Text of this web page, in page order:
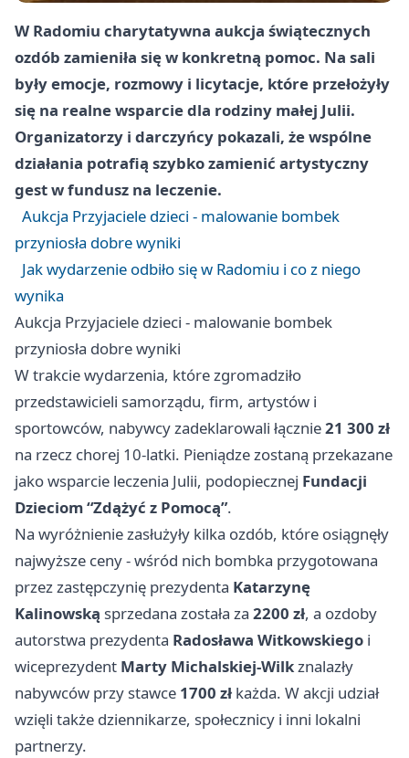
W Radomiu charytatywna aukcja świątecznych
ozdób zamieniła się w konkretną pomoc. Na sali
były emocje, rozmowy i licytacje, które przełożyły
się na realne wsparcie dla rodziny małej Julii.
Organizatorzy i darczyńcy pokazali, że wspólne
działania potrafią szybko zamienić artystyczny
gest w fundusz na leczenie.
Aukcja Przyjaciele dzieci - malowanie bombek
przyniosła dobre wyniki
Jak wydarzenie odbiło się w Radomiu i co z niego
wynika
Aukcja Przyjaciele dzieci - malowanie bombek
przyniosła dobre wyniki
W trakcie wydarzenia, które zgromadziło
przedstawicieli samorządu, firm, artystów i
sportowców, nabywcy zadeklarowali łącznie21 300 zł
na rzecz chorej 10‑latki. Pieniądze zostaną przekazane
jako wsparcie leczenia Julii, podopiecznej Fundacji
Dzieciom “Zdążyć z Pomocą”.
Na wyróżnienie zasłużyły kilka ozdób, które osiągnęły
najwyższe ceny - wśród nich bombka przygotowana
przez zastępczynię prezydenta Katarzynę
Kalinowską sprzedana została za 2200 zł, a ozdoby
autorstwa prezydenta Radosława Witkowskiego i
wiceprezydent Marty Michalskiej-Wilkznalazły
nabywców przy stawce 1700 zł każda. W akcji udział
wzięli także dziennikarze, społecznicy i inni lokalni
partnerzy.